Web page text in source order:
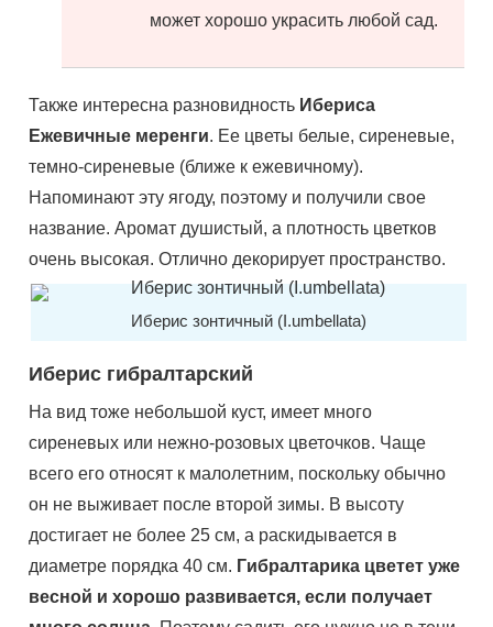
может хорошо украсить любой сад.
Также интересна разновидность Ибериса
Ежевичные меренги. Ее цветы белые, сиреневые,
темно-сиреневые (ближе к ежевичному).
Напоминают эту ягоду, поэтому и получили свое
название. Аромат душистый, а плотность цветков
очень высокая. Отлично декорирует пространство.
Иберис зонтичный (I.umbellata)
Иберис гибралтарский
На вид тоже небольшой куст, имеет много
сиреневых или нежно-розовых цветочков. Чаще
всего его относят к малолетним, поскольку обычно
он не выживает после второй зимы. В высоту
достигает не более 25 см, а раскидывается в
диаметре порядка 40 см. Гибралтарика цветет уже
весной и хорошо развивается, если получает